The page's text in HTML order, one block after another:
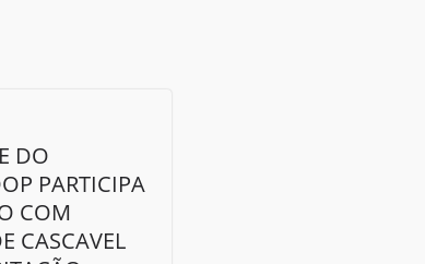
DO
PARTICIPA
COM
CASCAVEL